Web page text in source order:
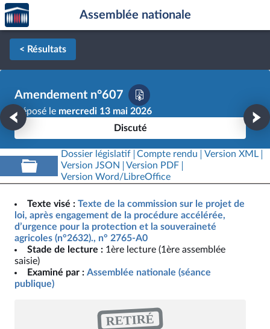
Aller au contenu
Aller en bas de la page
Accèder
à la
page
d'accueil
Assemblée nationale
< Résultats
Amendement n°607
Déposé le mercredi 13 mai 2026
Discuté
Dossier législatif Compte rendu
Version XML
Version JSON
Version PDF
Version Word/LibreOffice
Texte visé : Texte de la commission sur le projet de
loi, après engagement de la procédure accélérée,
d’urgence pour la protection et la souveraineté
agricoles (n°2632)., n° 2765-A0
Stade de lecture : 1ère lecture (1ère assemblée
saisie)
Examiné par : Assemblée nationale (séance
publique)
RETIRÉ